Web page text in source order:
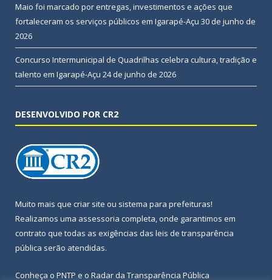
Maio foi marcado por entregas, investimentos e ações que
fortaleceram os serviços públicos em Igarapé-Açu 30 de junho de
2026
Concurso Intermunicipal de Quadrilhas celebra cultura, tradição e
talento em Igarapé-Açu 24 de junho de 2026
DESENVOLVIDO POR CR2
Muito mais que criar site ou sistema para prefeituras!
Realizamos uma assessoria completa, onde garantimos em
contrato que todas as exigências das leis de transparência
pública serão atendidas.
Conheça o PNTP e o Radar da Transparência Pública